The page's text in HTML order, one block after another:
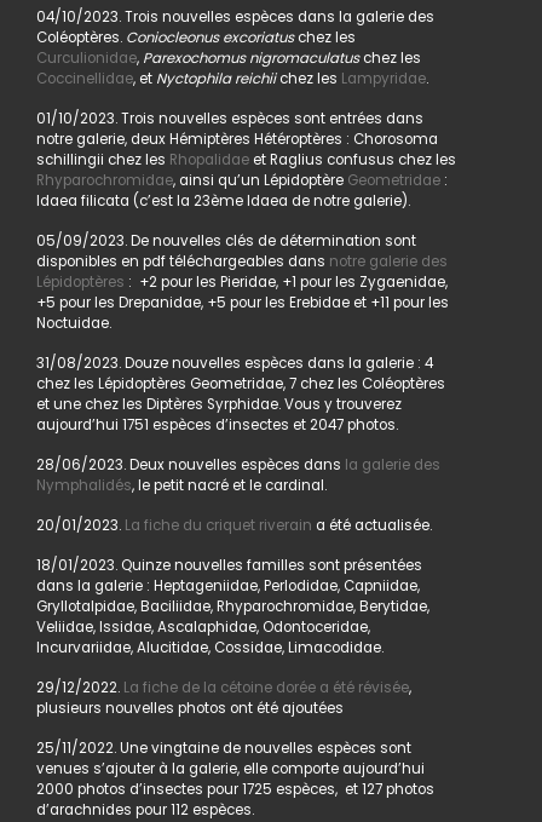
04/10/2023. Trois nouvelles espèces dans la galerie des
Coléoptères. Coniocleonus excoriatuschez les
Curculionidae, Parexochomus nigromaculatuschez les
Coccinellidae, et Nyctophila reichiichez les Lampyridae.
01/10/2023. Trois nouvelles espèces sont entrées dans
notre galerie, deux Hémiptères Hétéroptères : Chorosoma
schillingii chez les Rhopalidaeet Raglius confusus chez les
Rhyparochromidae, ainsi qu’un Lépidoptère Geometridae:
Idaea filicata (c’est la 23ème Idaea de notre galerie).
05/09/2023. De nouvelles clés de détermination sont
disponibles en pdf téléchargeables dans notre galerie des
Lépidoptères : +2 pour les Pieridae, +1 pour les Zygaenidae,
+5 pour les Drepanidae, +5 pour les Erebidae et +11 pour les
Noctuidae.
31/08/2023. Douze nouvelles espèces dans la galerie : 4
chez les Lépidoptères Geometridae, 7 chez les Coléoptères
et une chez les Diptères Syrphidae. Vous y trouverez
aujourd’hui 1751 espèces d’insectes et 2047 photos.
28/06/2023. Deux nouvelles espèces dans la galerie des
Nymphalidés, le petit nacré et le cardinal.
20/01/2023. La fiche du criquet riverain a été actualisée.
18/01/2023. Quinze nouvelles familles sont présentées
dans la galerie : Heptageniidae, Perlodidae, Capniidae,
Gryllotalpidae, Baciliidae, Rhyparochromidae, Berytidae,
Veliidae, Issidae, Ascalaphidae, Odontoceridae,
Incurvariidae, Alucitidae, Cossidae, Limacodidae.
29/12/2022. La fiche de la cétoine dorée a été révisée,
plusieurs nouvelles photos ont été ajoutées
25/11/2022. Une vingtaine de nouvelles espèces sont
venues s’ajouter à la galerie, elle comporte aujourd’hui
2000 photos d’insectes pour 1725 espèces, et 127 photos
d’arachnides pour 112 espèces.